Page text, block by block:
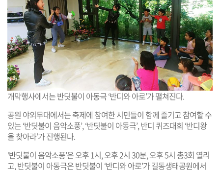
개막행사에서는 반딧불이 아동극 ‘반디와 아로’가 펼쳐진다.
공원 야외무대에서는 축제에 참여한 시민들이 함께 즐기고 참여할 수
있는 ‘반딧불이 음악소풍’, ‘반딧불이 아동극’, 반디 퀴즈대회 ‘반디왕
을 찾아라’가 진행된다.
‘반딧불이 음악소풍’은 오후 1시, 오후 2시 30분, 오후 5시 총3회 열리
고, 반딧불이 아동극은 반딧불이 ‘반디와 아로’가 길동생태공원에서